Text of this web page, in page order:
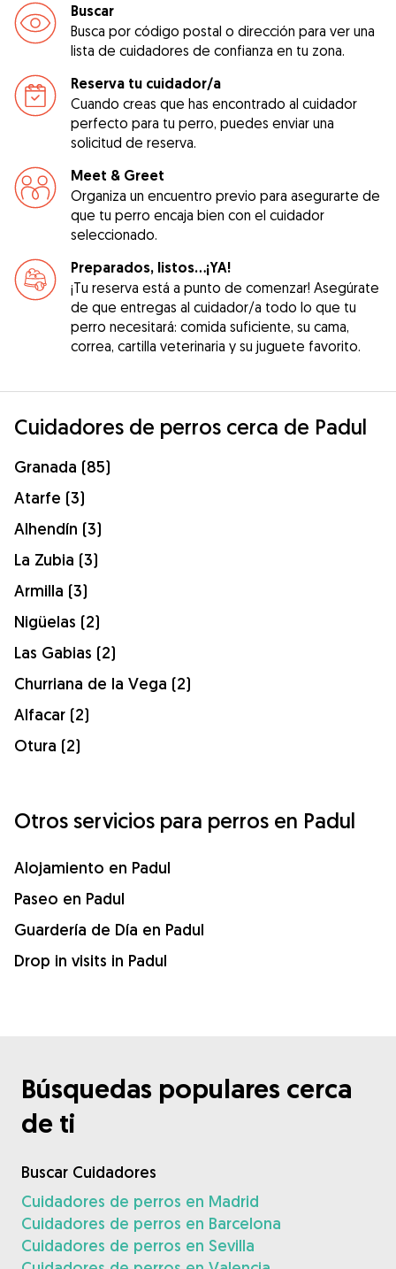
Buscar
Busca por código postal o dirección para ver una
lista de cuidadores de confianza en tu zona.
Reserva tu cuidador/a
Cuando creas que has encontrado al cuidador
perfecto para tu perro, puedes enviar una
solicitud de reserva.
Meet & Greet
Organiza un encuentro previo para asegurarte de
que tu perro encaja bien con el cuidador
seleccionado.
Preparados, listos...¡YA!
¡Tu reserva está a punto de comenzar! Asegúrate
de que entregas al cuidador/a todo lo que tu
perro necesitará: comida suficiente, su cama,
correa, cartilla veterinaria y su juguete favorito.
Cuidadores de perros cerca de Padul
Granada (85)
Atarfe (3)
Alhendín (3)
La Zubia (3)
Armilla (3)
Nigüelas (2)
Las Gabias (2)
Churriana de la Vega (2)
Alfacar (2)
Otura (2)
Otros servicios para perros en Padul
Alojamiento en Padul
Paseo en Padul
Guardería de Día en Padul
Drop in visits in Padul
Búsquedas populares cerca
de ti
Buscar Cuidadores
Cuidadores de perros en Madrid
Cuidadores de perros en Barcelona
Cuidadores de perros en Sevilla